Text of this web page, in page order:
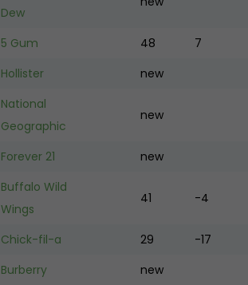
Dew
5 Gum 48
7
Hollister new
National
Geographic
new
Forever 21 new
Buffalo Wild
Wings
41 -4
Chick-fil-a 29
-17
Burberry
new